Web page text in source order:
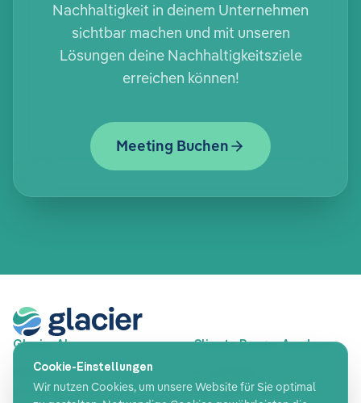
Nachhaltigkeit in deinem Unternehmen
sichtbar machen und mit unseren
Lösungen deine Nachhaltigkeitsziele
erreichen können!
Meeting Buchen
Glacier AI
CSRD
EcoVadis
Climate Ranger Academy
Climate Awareness
Cookie-Einstellungen
Wir nutzen Cookies, um unsere Website für Sie optimal